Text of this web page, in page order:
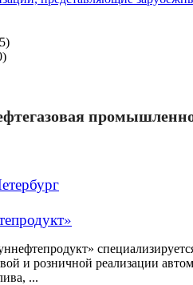
и розничной реализации
...